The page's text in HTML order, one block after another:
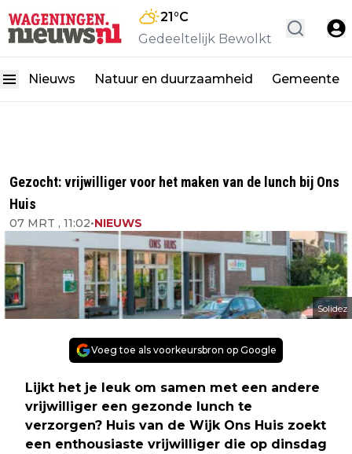
21°C
Gedeeltelijk Bewolkt
Nieuws Natuur en duurzaamheid Gemeente
Gezocht: vrijwilliger voor het maken van de lunch bij Ons
Huis
07 MRT , 11:02•NIEUWS
Solidez
Voeg toe als voorkeursbron op Google
Lijkt het je leuk om samen met een andere
vrijwilliger een gezonde lunch te
verzorgen? Huis van de Wijk Ons Huis zoekt
een enthousiaste vrijwilliger die op dinsdag